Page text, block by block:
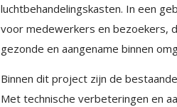
luchtbehandelingskasten. In een
voor medewerkers en bezoekers,
gezonde en aangename binnen
Binnen dit project zijn de
Met technische verbeteringen en